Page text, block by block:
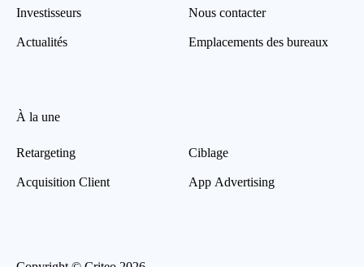
Investisseurs
Actualités
Nous contacter
Emplacements des bureaux
À la une
Retargeting
Acquisition Client
Ciblage
App Advertising